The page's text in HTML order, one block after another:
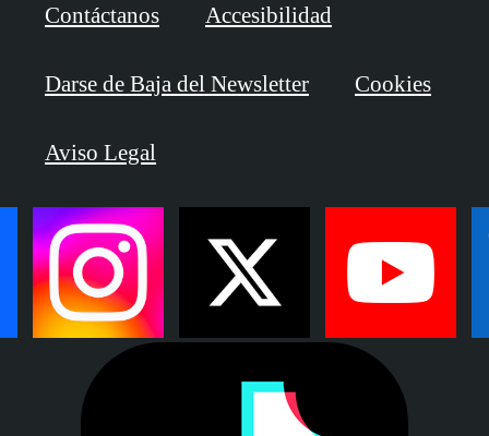
Contáctanos Accesibilidad
Darse de Baja del Newsletter Cookies
Aviso Legal